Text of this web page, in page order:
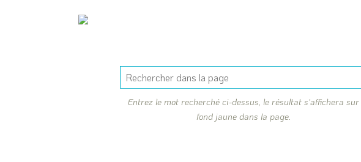
Entrez le mot recherché ci-dessus, le résultat s'affichera sur
fond jaune dans la page.